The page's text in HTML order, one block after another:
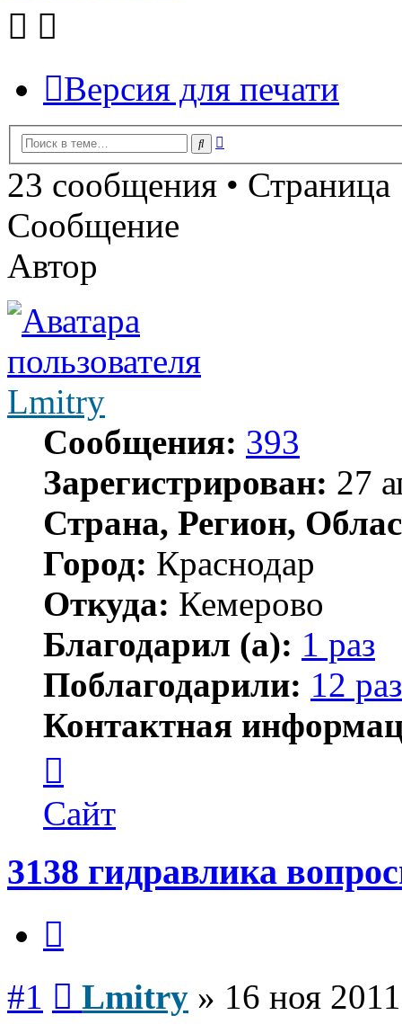
Версия для печати
Поиск
23 сообщения • Страница
Сообщение
Автор
Lmitry
Сообщения: 393
Зарегистрирован: 27
Страна, Регион,
Город: Краснодар
Откуда: Кемерово
Благодарил (а): 1 раз
Поблагодарили: 12 раз
Контактная
пользователя
Lmitry
Сайт
3138 гидравлика
#1 Lmitry » 16 ноя